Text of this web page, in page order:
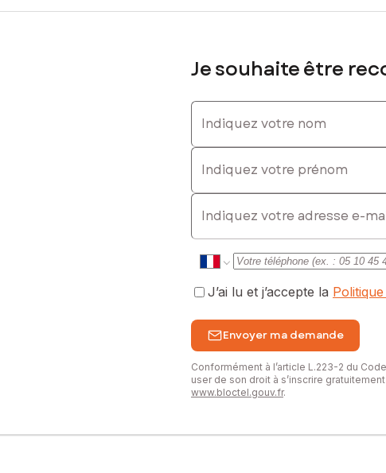
sont disponibles sur le site Géorisques : www.georisques.gouv.fr
Je souhaite être
Indiquez votre nom
Indiquez votre prénom
E-mail
J’ai lu et j’accepte la
Envoyer ma demande
Conformément à l’article L.223-2 du
user de son droit à s’inscrire
www.bloctel.gouv.fr.